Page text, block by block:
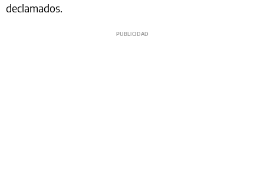
declamados.